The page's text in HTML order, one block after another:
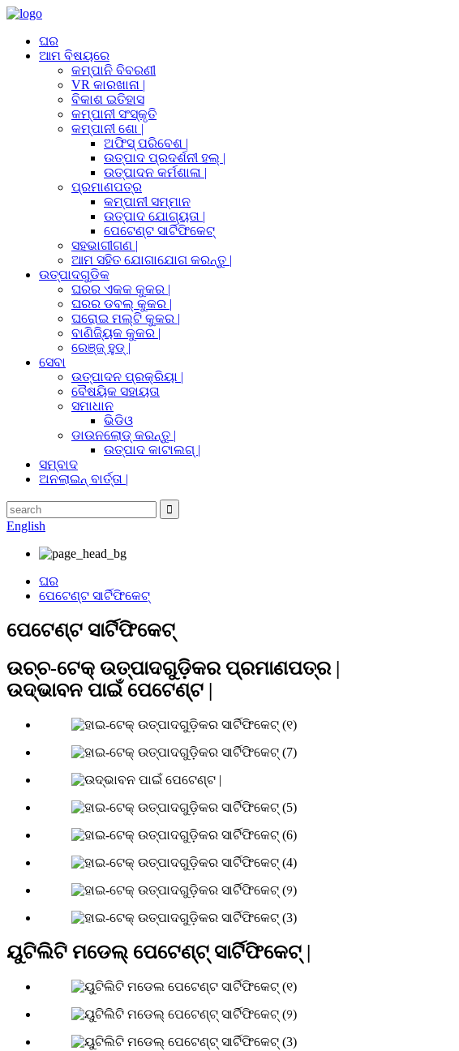
ଘର
ଆମ ବିଷୟରେ
କମ୍ପାନି ବିବରଣୀ
VR କାରଖାନା |
ବିକାଶ ଇତିହାସ
କମ୍ପାନୀ ସଂସ୍କୃତି
କମ୍ପାନୀ ଶୋ |
ଅଫିସ୍ ପରିବେଶ |
ଉତ୍ପାଦ ପ୍ରଦର୍ଶନୀ ହଲ୍ |
ଉତ୍ପାଦନ କର୍ମଶାଳା |
ପ୍ରମାଣପତ୍ର
କମ୍ପାନୀ ସମ୍ମାନ
ଉତ୍ପାଦ ଯୋଗ୍ୟତା |
ପେଟେଣ୍ଟ ସାର୍ଟିଫିକେଟ୍
ସହଭାଗୀଗଣ |
ଆମ ସହିତ ଯୋଗାଯୋଗ କରନ୍ତୁ |
ଉତ୍ପାଦଗୁଡିକ
ଘରର ଏକକ କୁକର |
ଘରର ଡବଲ୍ କୁକର |
ଘରୋଇ ମଲ୍ଟି କୁକର |
ବାଣିଜ୍ୟିକ କୁକର |
ରେଞ୍ଜ୍ ହୁଡ୍ |
ସେବା
ଉତ୍ପାଦନ ପ୍ରକ୍ରିୟା |
ବୈଷୟିକ ସହାୟତା
ସମାଧାନ
ଭିଡିଓ
ଡାଉନଲୋଡ୍ କରନ୍ତୁ |
ଉତ୍ପାଦ କାଟାଲଗ୍ |
ସମ୍ବାଦ
ଅନଲାଇନ୍ ବାର୍ତ୍ତା |
English
ଘର
ପେଟେଣ୍ଟ ସାର୍ଟିଫିକେଟ୍
ପେଟେଣ୍ଟ ସାର୍ଟିଫିକେଟ୍
ଉଚ୍ଚ-ଟେକ୍ ଉତ୍ପାଦଗୁଡ଼ିକର ପ୍ରମାଣପତ୍ର |
ଉଦ୍ଭାବନ ପାଇଁ ପେଟେଣ୍ଟ |
ୟୁଟିଲିଟି ମଡେଲ୍ ପେଟେଣ୍ଟ୍ ସାର୍ଟିଫିକେଟ୍ |